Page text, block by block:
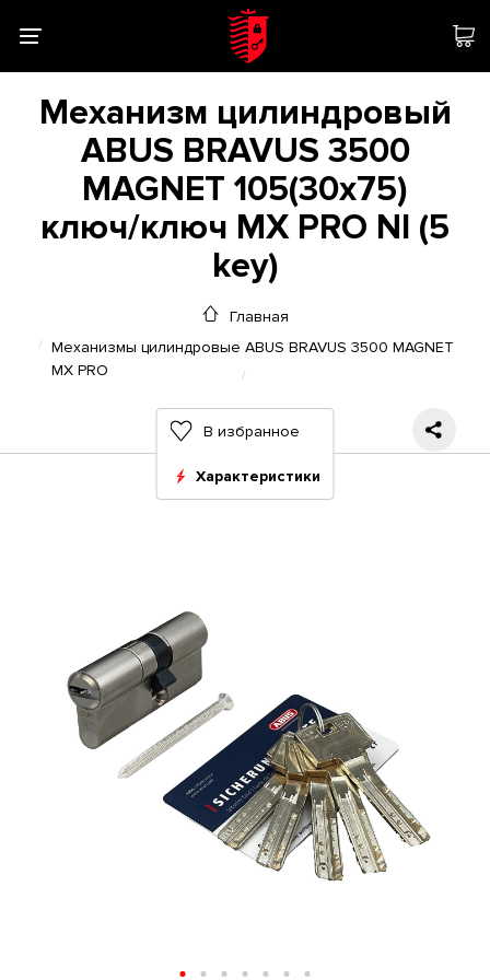
Механизм цилиндровый
ABUS BRAVUS 3500
MAGNET 105(30x75)
ключ/ключ MX PRO NI (5
key)
Главная
Механизмы цилиндровые ABUS BRAVUS 3500 MAGNET
MX PRO
В избранное
Характеристики